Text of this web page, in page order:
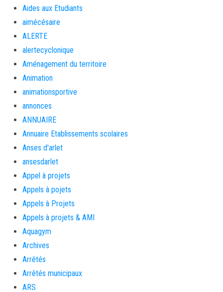
Aides aux Etudiants
aimécésaire
ALERTE
alertecyclonique
Aménagement du territoire
Animation
animationsportive
annonces
ANNUAIRE
Annuaire Etablissements scolaires
Anses d'arlet
ansesdarlet
Appel à projets
Appels à pojets
Appels à Projets
Appels à projets & AMI
Aquagym
Archives
Arrêtés
Arrêtés municipaux
ARS